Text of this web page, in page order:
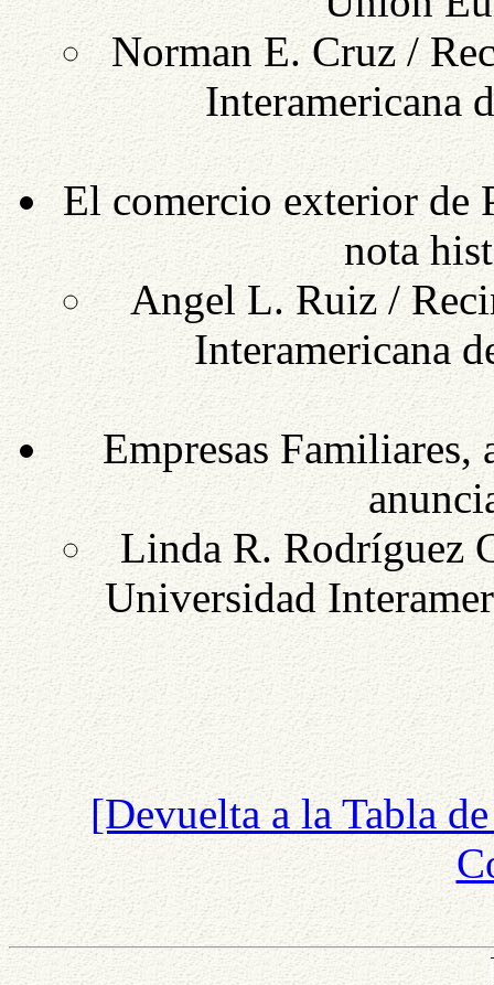
Norman E. Cruz /
Interamericana
El comercio exterior de
nota
Angel L. Ruiz /
Interamericana
Empresas Familiares,
Linda R. Rodríguez
Universidad
[Devuelta a la Tabla